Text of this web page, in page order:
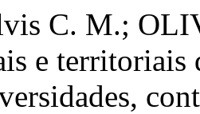
C. M.;
e territoriais